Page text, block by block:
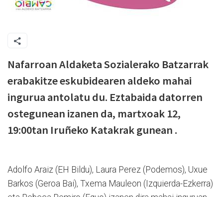
Nafarroan Aldaketa Sozialerako Batzarrak
erabakitze eskubidearen aldeko mahai
ingurua antolatu du. Eztabaida datorren
ostegunean izanen da, martxoak 12,
19:00tan Iruñeko Katakrak gunean .
Adolfo Araiz (EH Bildu), Laura Perez (Podemos), Uxue
Barkos (Geroa Bai), Txema Mauleon (Izquierda-Ezkerra)